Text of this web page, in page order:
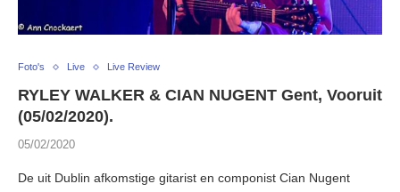
Foto's Live Live Review
RYLEY WALKER & CIAN NUGENT Gent, Vooruit
(05/02/2020).
05/02/2020
De uit Dublin afkomstige gitarist en componist Cian Nugent